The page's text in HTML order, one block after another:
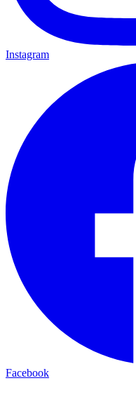
Instagram
Facebook